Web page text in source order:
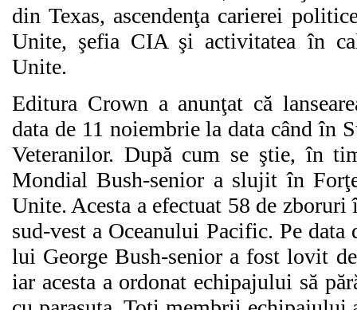
din Texas, ascendenţa carierei
Unite, şefia CIA şi activitatea în
Unite.
Editura Crown a anunţat că
data de 11 noiembrie la data când în
Veteranilor. După cum se ştie, în
Mondial Bush-senior a slujit în
Unite. Acesta a efectuat 58 de
sud-vest a Oceanului Pacific. Pe
lui George Bush-senior a fost lovit
iar acesta a ordonat echipajului să